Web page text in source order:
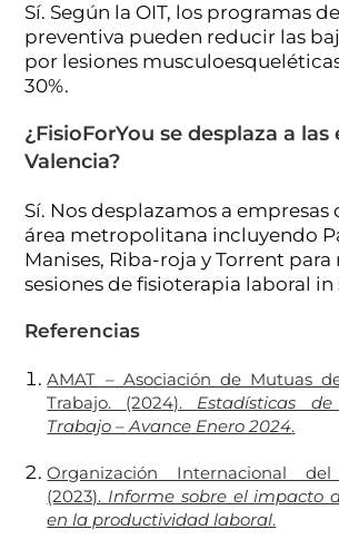
Sí. Según la OIT, los programas
preventiva pueden reducir las
por lesiones
30%.
¿FisioForYou se desplaza a
Valencia?
Sí. Nos desplazamos a empresas
área metropolitana incluyendo
Manises, Riba-roja y Torrent para
sesiones de fisioterapia laboral in
Referencias
AMAT – Asociación de Mutuas
Trabajo. (2024). Estadísticas
Trabajo – Avance Enero 2024.
Organización Internacional
(2023). Informe sobre el impacto
en la productividad laboral.